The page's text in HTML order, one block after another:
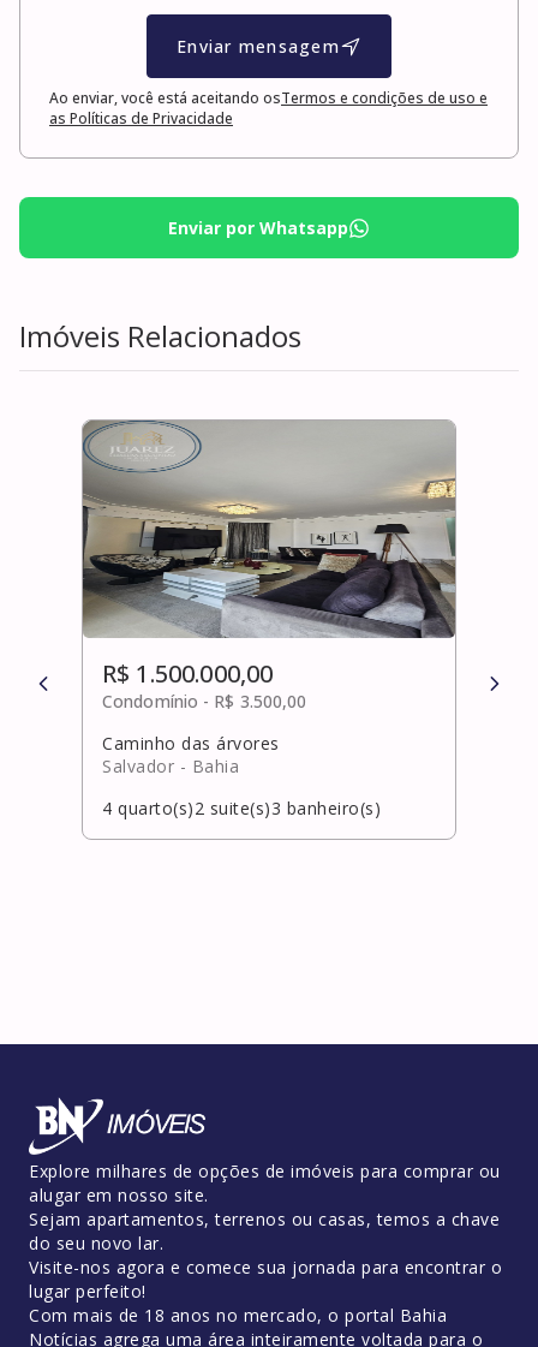
Enviar mensagem
Ao enviar, você está aceitando osTermos e condições de uso e
as Políticas de Privacidade
Enviar por Whatsapp
Imóveis Relacionados
R$ 1.500.000,00
Condomínio - R$ 3.500,00
Caminho das árvores
Salvador - Bahia
4 quarto(s)2 suite(s)3 banheiro(s)
R$
Explore milhares de opções de imóveis para comprar ou
alugar em nosso site.
Sejam apartamentos, terrenos ou casas, temos a chave
do seu novo lar.
Visite-nos agora e comece sua jornada para encontrar o
lugar perfeito!
Com mais de 18 anos no mercado, o portal Bahia
Notícias agrega uma área inteiramente voltada para o